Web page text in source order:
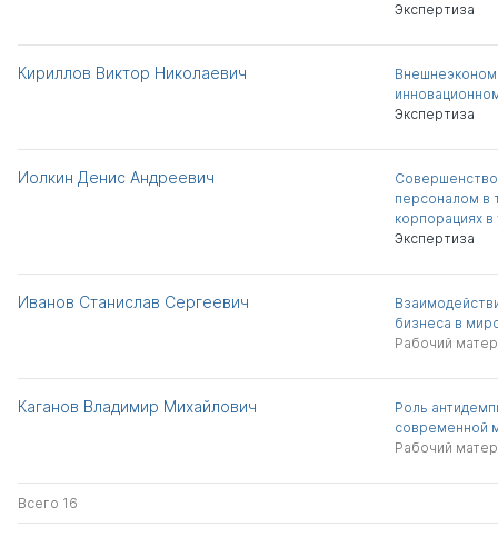
Экспертиза
Кириллов Виктор Николаевич
Экспертиза
Иолкин Денис Андреевич
персоналом в
корпорациях в
Экспертиза
Иванов Станислав Сергеевич
бизнеса в
Рабочий
Каганов Владимир Михайлович
Роль
современной
Рабочий
Всего 16